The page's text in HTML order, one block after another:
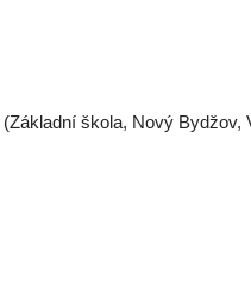
škola, Nový Bydžov,